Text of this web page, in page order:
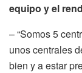
equipo y el
– “Somos 5
unos centrales
bien y a estar